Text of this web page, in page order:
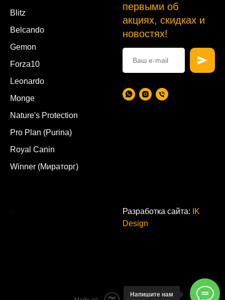
Blitz
Belcando
Gemon
Forza10
Leonardo
Monge
Nature's Protection
Pro Plan (Purina)
Royal Canin
Winner (Мираторг)
первыми об
акциях, скидках и
новостях!
Разработка сайта:
IK
Design
Напишите нам